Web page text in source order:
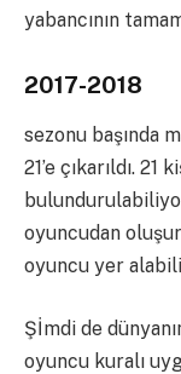
yabancının
2017-2018
sezonu başında
21’e çıkarıldı.
oyuncudan
oyuncu yer
Şİmdi de
oyuncu kuralı